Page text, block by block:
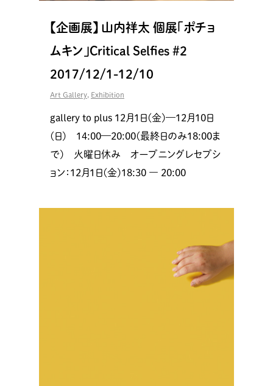
【企画展】 山内祥太 個展「ポチョ
ムキン」Critical Selfies #2
2017/12/1-12/10
Art Gallery Exhibition
gallery to plus 12月1日(金)—12月10日
(日) 14:00—20:00(最終日のみ18:00ま
で) 火曜日休み オープニングレセプシ
ョン：12月1日(金)18:30 ― 20:00